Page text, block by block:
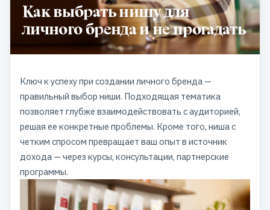
Как выбрать нишу для
личного бренда и не прогадать
Ключ к успеху при создании личного бренда —
правильный выбор ниши. Подходящая тематика
позволяет глубже взаимодействовать с аудиторией,
решая ее конкретные проблемы. Кроме того, ниша с
четким спросом превращает ваш опыт в источник
дохода — через курсы, консультации, партнерские
программы.